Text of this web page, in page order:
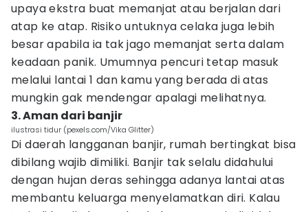
upaya ekstra buat memanjat atau berjalan dari
atap ke atap. Risiko untuknya celaka juga lebih
besar apabila ia tak jago memanjat serta dalam
keadaan panik. Umumnya pencuri tetap masuk
melalui lantai 1 dan kamu yang berada di atas
mungkin gak mendengar apalagi melihatnya.
3. Aman dari banjir
ilustrasi tidur (pexels.com/Vika Glitter)
Di daerah langganan banjir, rumah bertingkat bisa
dibilang wajib dimiliki. Banjir tak selalu didahului
dengan hujan deras sehingga adanya lantai atas
membantu keluarga menyelamatkan diri. Kalau